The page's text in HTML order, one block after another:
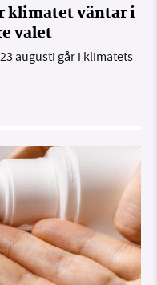
klimatet väntar i
valet
augusti går i klimatets